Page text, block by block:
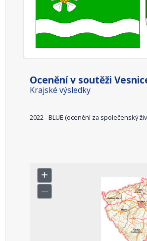
Ocenění v soutěži
Krajské výsledky
2022 - BLUE (ocenění za společenský